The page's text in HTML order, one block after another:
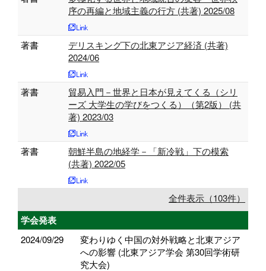
序の再編と地域主義の行方 (共著) 2025/08
著書
デリスキング下の北東アジア経済 (共著)
2024/06
著書
貿易入門－世界と日本が見えてくる（シリ
ーズ 大学生の学びをつくる）（第2版） (共
著) 2023/03
著書
朝鮮半島の地経学－「新冷戦」下の模索
(共著) 2022/05
全件表示（103件）
学会発表
2024/09/29
変わりゆく中国の対外戦略と北東アジア
への影響 (北東アジア学会 第30回学術研
究大会)